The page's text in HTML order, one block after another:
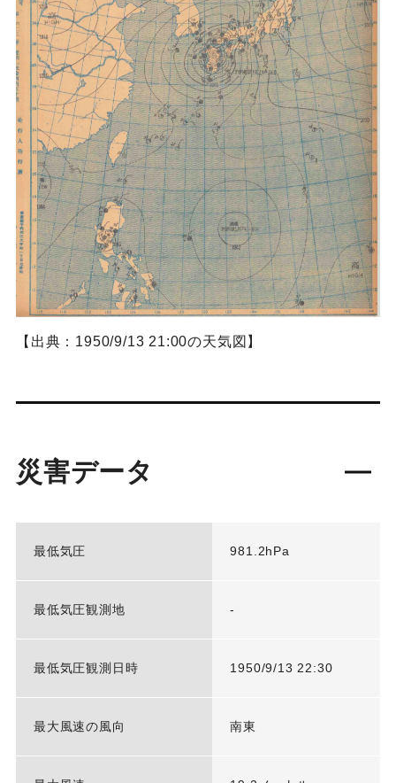
【出典：1950/9/13 21:00の天気図】
災害データ
最低気圧 981.2hPa
最低気圧観測地 -
最低気圧観測日時 1950/9/13 22:30
最大風速の風向 南東